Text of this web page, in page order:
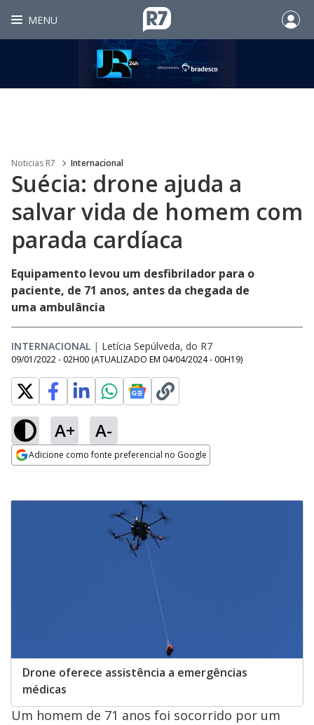
MENU
Noticias R7 Internacional
Suécia: drone ajuda a
salvar vida de homem com
parada cardíaca
Equipamento levou um desfibrilador para o
paciente, de 71 anos, antes da chegada de
uma ambulância
INTERNACIONAL | Letícia Sepúlveda, do R7
09/01/2022 - 02H00 (ATUALIZADO EM 04/04/2024 - 00H19)
A+ A-
Adicione como fonte preferencial no Google
Drone oferece assistência a emergências
médicas
Um homem de 71 anos foi socorrido por um